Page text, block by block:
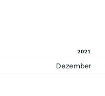
2021
Dezember